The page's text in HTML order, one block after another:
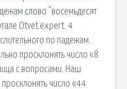
слово "восемьдесят
Otvet.expert. 4
по падежам.
просклонять число «8
с вопросами. Наш
число «44